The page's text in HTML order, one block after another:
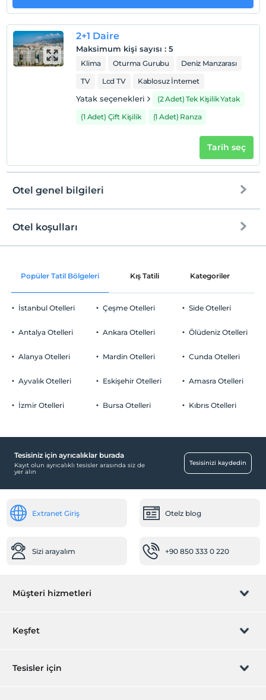
Otel koşulları
Check/in
En erken saat 15:00 ve sonrası
En geç saat 11:00 ve öncesi
Çocuklar
2 yaşına kadar olan bebekler ücretsizdir.
2+1 Daire
Maksimum kişi sayısı : 5
Klima Oturma Gurubu
Deniz Manzarası
TV
Lcd TV Kablosuz İnternet
Yatak seçenekleri
(2 Adet) Tek Kişilik Yatak
(1 Adet) Çift Kişilik
(1 Adet) Ranza
Tarih seç
Otel genel bilgileri
Ortak alanlar ve tüm odalar
Otopark
Ücretsiz Halka Açık Otopark
Eğlence Hizmetleri
Aile odaları
24 saat açık resepsiyon
Hastaneye kolay ulaşım (15 dakika)
Çocuk
Otel koşulları
Check/in
Check/out
En geç saat 11:00 ve öncesi
Evcil Hayvan
2 yaşına kadar olan bebekler ücretsizdir.
Popüler Tatil Bölgeleri Kış Tatili Kategoriler
İstanbul Otelleri
Antalya Otelleri
Alanya Otelleri
Ayvalık Otelleri
İzmir Otelleri
Çeşme Otelleri
Ankara Otelleri
Mardin Otelleri
Eskişehir Otelleri
Bursa Otelleri
Side Otelleri
Ölüdeniz Otelleri
Cunda Otelleri
Amasra Otelleri
Kıbrıs Otelleri
Tesisiniz için ayrıcalıklar burada
Kayıt olun ayrıcalıklı tesisler arasında siz de
yer alın
Tesisinizi kaydedin
Extranet Giriş Otelz blog
Sizi arayalım +90 850 333 0 220
Müşteri hizmetleri
Rezervasyon yönet
Keşfet
Hediye Kart
Tesisler için